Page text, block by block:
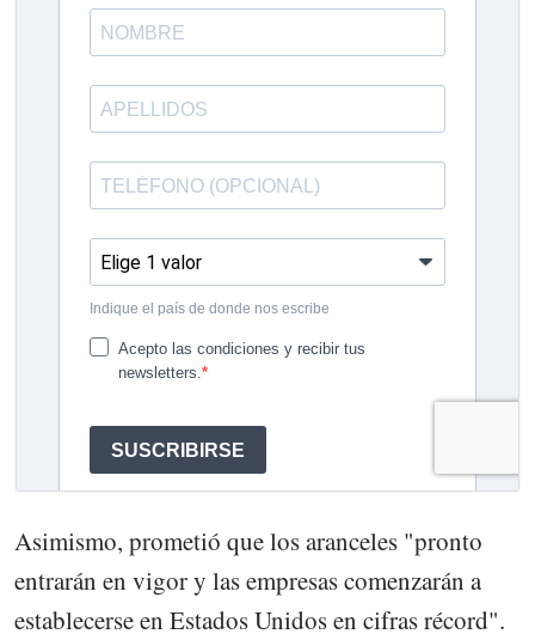
Asimismo, prometió que los aranceles "pronto
entrarán en vigor y las empresas comenzarán a
establecerse en Estados Unidos en cifras récord".